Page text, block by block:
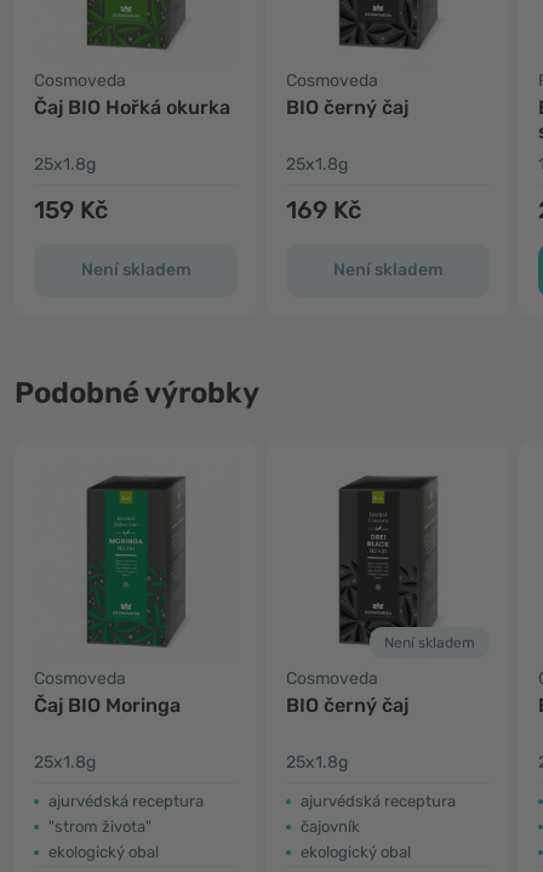
Cosmoveda
Čaj BIO Hořká okurka
25x1.8g
159 Kč
Není skladem
Cosmoveda
BIO černý čaj
25x1.8g
169 Kč
Není skladem
Podobné výrobky
Cosmoveda
Čaj BIO Moringa
25x1.8g
ajurvédská receptura
"strom života"
ekologický obal
Není skladem
Cosmoveda
BIO černý čaj
25x1.8g
ajurvédská receptura
čajovník
ekologický obal